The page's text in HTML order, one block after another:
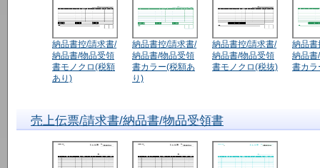
納品書控/請求書/
納品書/物品受領
書モノクロ(税額
あり)
納品書控/請求書/
納品書/物品受領
書カラー(税額あ
り)
納品書控/請求書/
納品書/物品受領
書モノクロ(税抜)
納品書
納品書
書カラ
売上伝票/請求書/納品書/物品受領書